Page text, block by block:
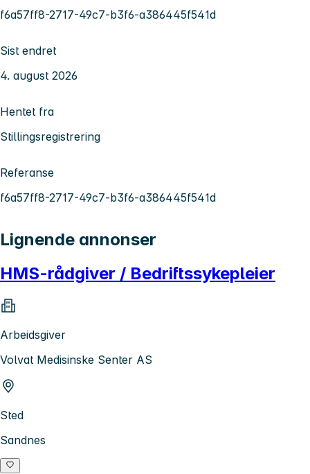
f6a57ff8-2717-49c7-b3f6-a386445f541d
Sist endret
4. august 2026
Hentet fra
Stillingsregistrering
Referanse
f6a57ff8-2717-49c7-b3f6-a386445f541d
Lignende annonser
HMS-rådgiver / Bedriftssykepleier
Arbeidsgiver
Volvat Medisinske Senter AS
Sted
Sandnes